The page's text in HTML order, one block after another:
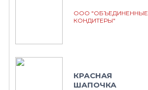
ООО "ОБЪЕДИНЕННЫЕ
КОНДИТЕРЫ"
КРАСНАЯ
ШАПОЧКА